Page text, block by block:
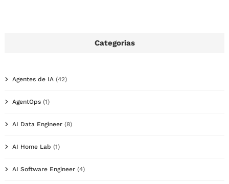
Categorias
Agentes de IA (42)
AgentOps (1)
AI Data Engineer (8)
AI Home Lab (1)
AI Software Engineer (4)